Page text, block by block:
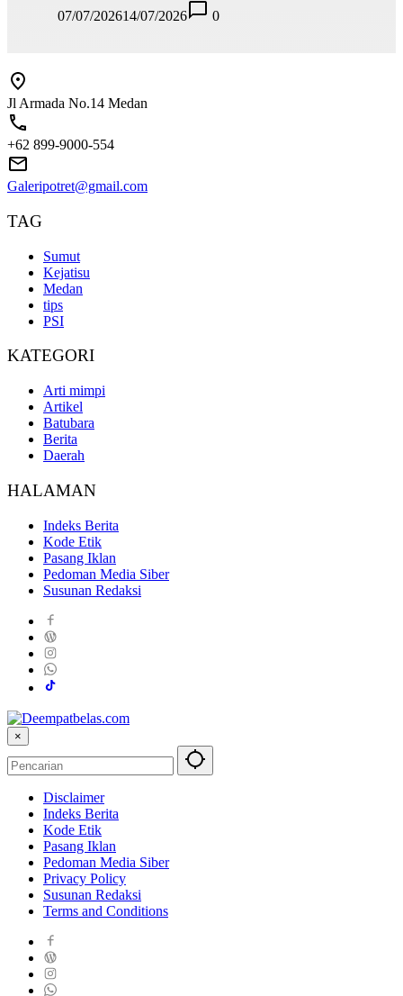
07/07/202614/07/2026 0
Jl Armada No.14 Medan
+62 899-9000-554
Galeripotret@gmail.com
TAG
Sumut
Kejatisu
Medan
tips
PSI
KATEGORI
Arti mimpi
Artikel
Batubara
Berita
Daerah
HALAMAN
Indeks Berita
Kode Etik
Pasang Iklan
Pedoman Media Siber
Susunan Redaksi
×
Disclaimer
Indeks Berita
Kode Etik
Pasang Iklan
Pedoman Media Siber
Privacy Policy
Susunan Redaksi
Terms and Conditions